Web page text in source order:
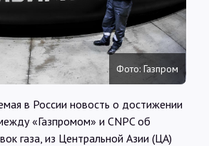
Карты
О нас Фото: Газпром
в России новость о достижении
«Газпромом» и CNPC об
газа, из Центральной Азии (ЦА)